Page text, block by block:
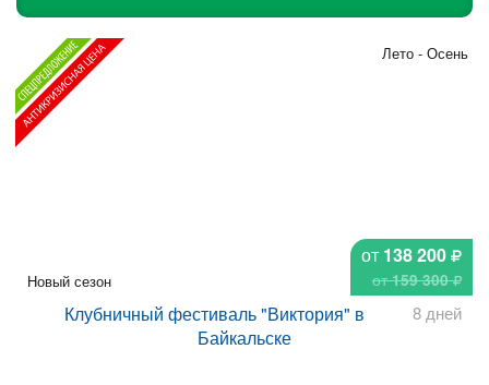
Новый сезон
от 138 200
от159 300
Лето - Осень
8 дней
Клубничный фестиваль "Виктория" в
Байкальске